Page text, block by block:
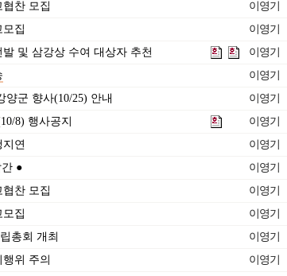
협찬 모집 이영기
모집 이영기
및 삼강상 수여 대상자 추천 이영기
이영기
양군 향사(10/25) 안내 이영기
8) 행사공지 이영기
지연 이영기
● 이영기
협찬 모집 이영기
모집 이영기
총회 개최 이영기
위 주의 이영기